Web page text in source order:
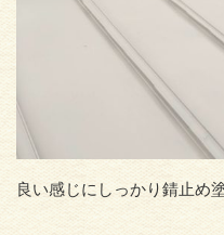
良い感じにしっかり錆止め